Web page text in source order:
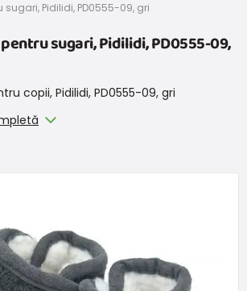
Pidilidi, PD0555-09, gri
sugari, Pidilidi, PD0555-09,
copii, Pidilidi, PD0555-09, gri